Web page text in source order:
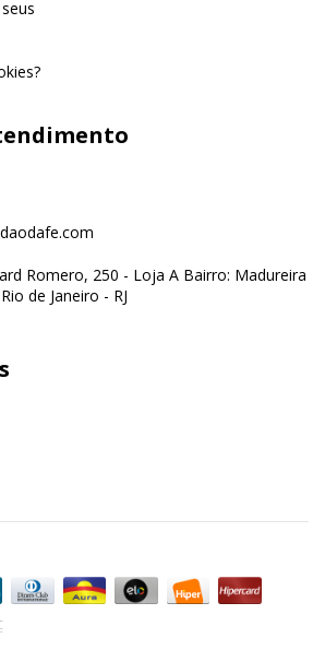
Romero, 250 - Loja A Bairro: Madureira
de Janeiro - RJ